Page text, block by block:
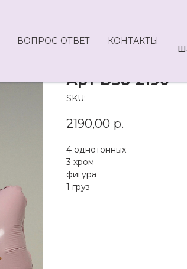
ВОПРОС-ОТВЕТ КОНТАКТЫ
Арт D38-2190
SKU:
2190,00 р.
4 однотонных
3 хром
фигура
1 груз